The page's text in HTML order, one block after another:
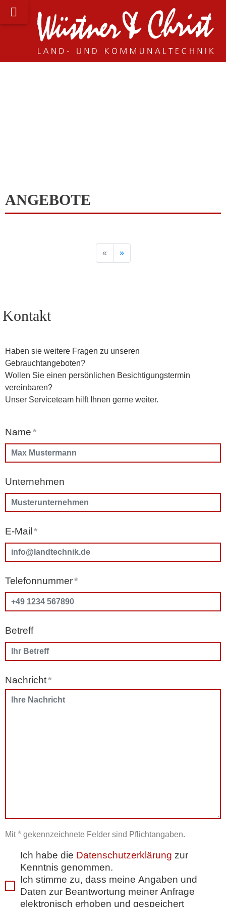
ANGEBOTE
« »
Kontakt
Haben sie weitere Fragen zu unseren
Gebrauchtangeboten?
Wollen Sie einen persönlichen Besichtigungstermin
vereinbaren?
Unser Serviceteam hilft Ihnen gerne weiter.
Name*
Unternehmen
E-Mail*
Telefonnummer*
Betreff
Nachricht*
Mit* gekennzeichnete Felder sind Pflichtangaben.
Ich habe die Datenschutzerklärung zur
Kenntnis genommen.
Ich stimme zu, dass meine Angaben und
Daten zur Beantwortung meiner Anfrage
elektronisch erhoben und gespeichert